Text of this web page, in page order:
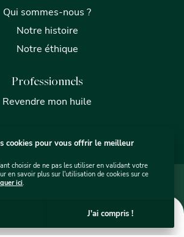
cookies pour vous offrir le meilleur
choisir de ne pas les utiliser en validant votre
en savoir plus sur l'utilisation de cookies sur ce
ici.
J'ai compris !
Qui sommes-nous ?
Notre histoire
Notre éthique
Professionnels
Revendre mon huile
site internet - Ever Bio Cosmétics